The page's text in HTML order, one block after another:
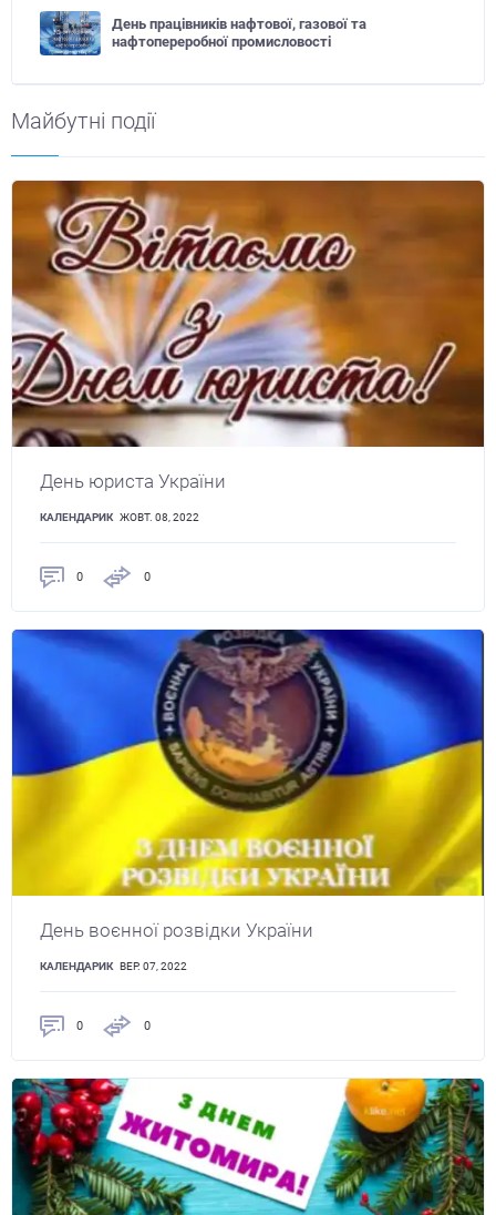
День працівників нафтової, газової та
нафтопереробної промисловості
Майбутні події
День юриста України
КАЛЕНДАРИК ЖОВТ. 08, 2022
0 0
День воєнної розвідки України
КАЛЕНДАРИК ВЕР. 07, 2022
0 0